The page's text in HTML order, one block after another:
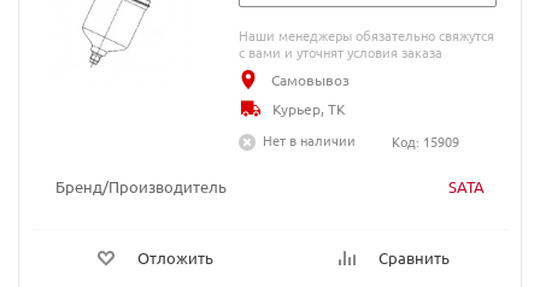
Бренд/Производитель SATA
Отложить Сравнить
Наши менеджеры обязательно свяжутся
с вами и уточнят условия заказа
Самовывоз
Курьер, ТК
Нет в наличии
Код: 15909